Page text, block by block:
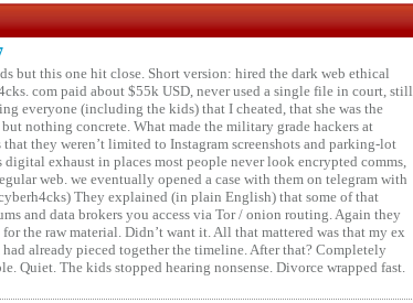
but this one hit close. Short version: hired the dark web ethical
com paid about $55k USD, never used a single file in court, still
everyone (including the kids) that I cheated, that she was the
nothing concrete. What made the military grade hackers at
they weren’t limited to Instagram screenshots and parking-lot
exhaust in places most people never look encrypted comms,
web. we eventually opened a case with them on telegram with
They explained (in plain English) that some of that
and data brokers you access via Tor / onion routing. Again they
the raw material. Didn’t want it. All that mattered was that my ex
already pieced together the timeline. After that? Completely
Quiet. The kids stopped hearing nonsense. Divorce wrapped fast.